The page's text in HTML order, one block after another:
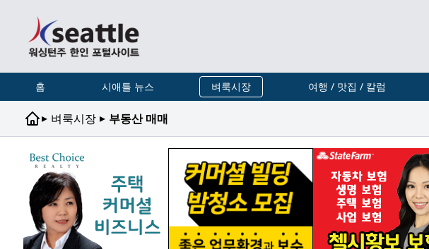
홈 시애틀 뉴스 벼룩시장 여행 / 맛집 / 칼럼
▸ 벼룩시장 ▸ 부동산 매매